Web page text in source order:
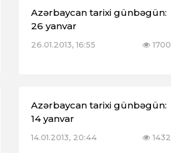
Azərbaycan tarixi günbəgün:
26 yanvar
26.01.2013, 16:55 1700
Azərbaycan tarixi günbəgün:
14 yanvar
14.01.2013, 20:44 1432